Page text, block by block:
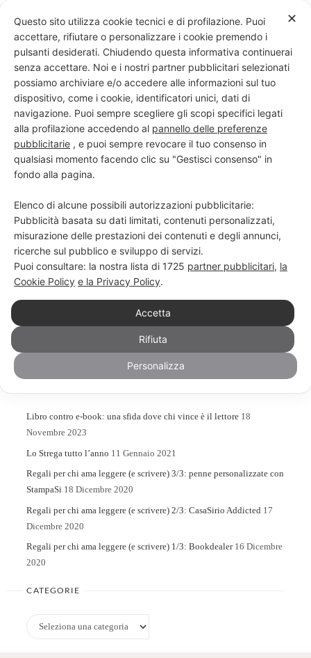
content
PROGETTO NERO SU BIANCO
Scuola di scrittura e creatività
Search
Libro contro e-book: una sfida dove chi vince è il lettore 18
Novembre 2023
Lo Strega tutto l’anno 11 Gennaio 2021
Regali per chi ama leggere (e scrivere) 3/3: penne personalizzate con
StampaSi 18 Dicembre 2020
Regali per chi ama leggere (e scrivere) 2/3: CasaSirio Addicted 17
Dicembre 2020
Regali per chi ama leggere (e scrivere) 1/3: Bookdealer 16 Dicembre
2020
CATEGORIE
Categorie
✕
Questo sito utilizza cookie tecnici e di profilazione. Puoi
accettare, rifiutare o personalizzare i cookie premendo i
pulsanti desiderati. Chiudendo questa informativa continuerai
senza accettare. Noi e i nostri partner pubblicitari selezionati
possiamo archiviare e/o accedere alle informazioni sul tuo
dispositivo, come i cookie, identificatori unici, dati di
navigazione. Puoi sempre scegliere gli scopi specifici legati
alla profilazione accedendo al pannello delle preferenze
pubblicitarie , e puoi sempre revocare il tuo consenso in
qualsiasi momento facendo clic su "Gestisci consenso" in
fondo alla pagina.
Elenco di alcune possibili autorizzazioni pubblicitarie:
Pubblicità basata su dati limitati, contenuti personalizzati,
misurazione delle prestazioni dei contenuti e degli annunci,
ricerche sul pubblico e sviluppo di servizi.
Puoi consultare: la nostra lista di 1725 partner pubblicitari, la
Cookie Policy e la Privacy Policy.
Accetta
Rifiuta
Personalizza